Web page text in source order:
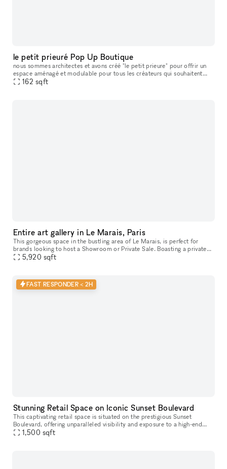
le petit prieuré Pop Up Boutique
nous sommes architectes et avons créé "le petit prieure" pour offrir un
espace aménagé et modulable pour tous les créateurs qui souhaitent
présenter leur travaux ( designers, artistes, céramistes, ph
162 sqft
Entire art gallery in Le Marais, Paris
This gorgeous space in the bustling area of Le Marais, is perfect for
brands looking to host a Showroom or Private Sale. Boasting a private
entrance that creates a well-lit ambiance. With a trendy m
5,920 sqft
FAST RESPONDER < 2H
Stunning Retail Space on Iconic Sunset Boulevard
This captivating retail space is situated on the prestigious Sunset
Boulevard, offering unparalleled visibility and exposure to a high-end
1,500 sqft